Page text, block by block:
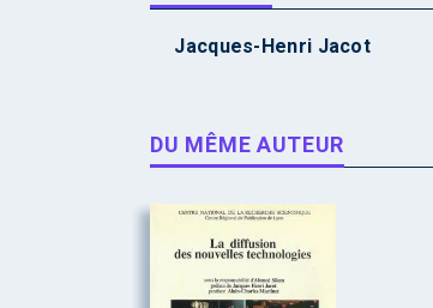
Jacques-Henri Jacot
DU MÊME AUTEUR